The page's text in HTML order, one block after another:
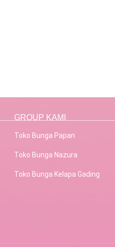
GROUP KAMI
Toko Bunga Papan
Toko Bunga Nazura
Toko Bunga Kelapa Gading